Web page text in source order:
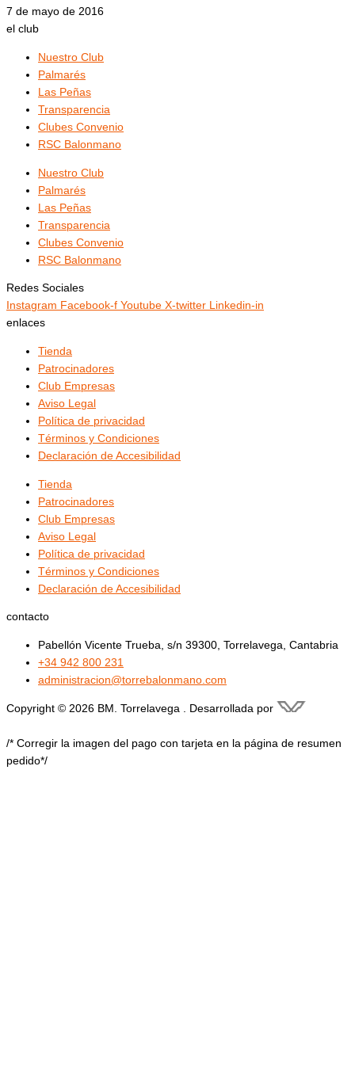
7 de mayo de 2016
el club
Nuestro Club
Palmarés
Las Peñas
Transparencia
Clubes Convenio
RSC Balonmano
Nuestro Club
Palmarés
Las Peñas
Transparencia
Clubes Convenio
RSC Balonmano
Redes Sociales
Instagram Facebook-f Youtube X-twitter Linkedin-in
enlaces
Tienda
Patrocinadores
Club Empresas
Aviso Legal
Política de privacidad
Términos y Condiciones
Declaración de Accesibilidad
Tienda
Patrocinadores
Club Empresas
Aviso Legal
Política de privacidad
Términos y Condiciones
Declaración de Accesibilidad
contacto
Pabellón Vicente Trueba, s/n 39300, Torrelavega, Cantabria
+34 942 800 231
administracion@torrebalonmano.com
Copyright © 2026 BM. Torrelavega . Desarrollada por
/* Corregir la imagen del pago con tarjeta en la página de resumen
pedido*/